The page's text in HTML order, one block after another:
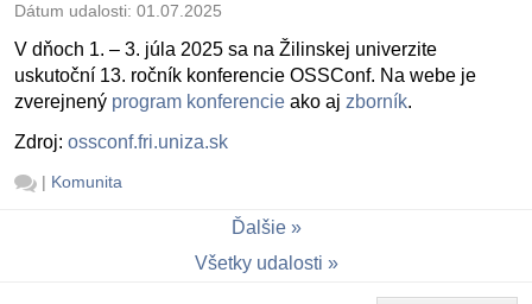
Dátum udalosti: 01.07.2025
V dňoch 1. – 3. júla 2025 sa na Žilinskej univerzite
uskutoční 13. ročník konferencie OSSConf. Na webe je
zverejnený program konferencie ako aj zborník.
Zdroj: ossconf.fri.uniza.sk
| Komunita
Ďalšie
Všetky udalosti